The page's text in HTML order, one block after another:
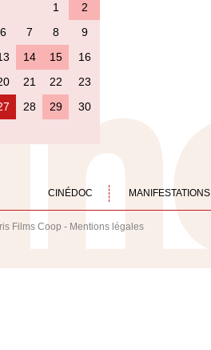
1
2
6 7 8
9
14 15
16
21 22
23
28 29
30
CINÉDOC MANIFESTATIONS
Films Coop - Mentions légales